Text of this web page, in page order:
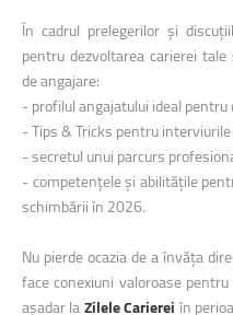
În cadrul prelegerilor și
pentru dezvoltarea carierei
de angajare:
- profilul angajatului ideal pentru
- Tips & Tricks pentru
- secretul unui parcurs
- competențele și abilitățile
schimbării în 2026.
Nu pierde ocazia de a învăța
face conexiuni valoroase
așadar laZilele Carierei în